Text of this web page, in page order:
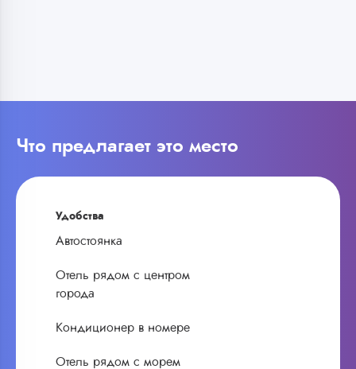
Что предлагает это место
Удобства
Автостоянка
Отель рядом с центром
города
Кондиционер в номере
Отель рядом с морем